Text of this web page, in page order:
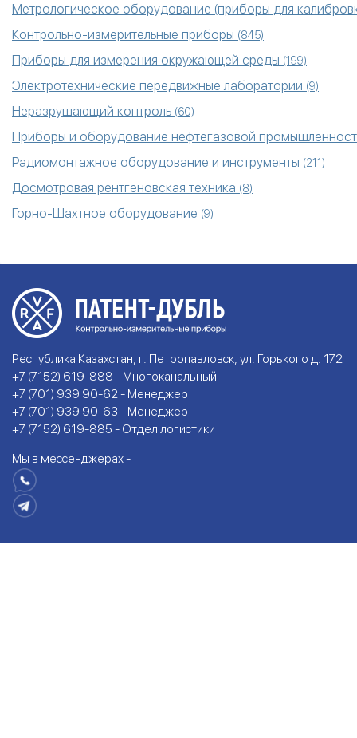
Метрологическое оборудование (приборы для
Контрольно-измерительные приборы (845)
Приборы для измерения окружающей среды (199)
Электротехнические передвижные лаборатории (9)
Неразрушающий контроль (60)
Приборы и оборудование нефтегазовой
Радиомонтажное оборудование и инструменты (211)
Досмотровая рентгеновская техника (8)
Горно-Шахтное оборудование (9)
Республика Казахстан, г. Петропавловск, ул. Горького д. 172
+7 (7152) 619-888 - Многоканальный
+7 (701) 939 90-62 - Менеджер
+7 (701) 939 90-63 - Менеджер
+7 (7152) 619-885 - Отдел логистики
Мы в мессенджерах -